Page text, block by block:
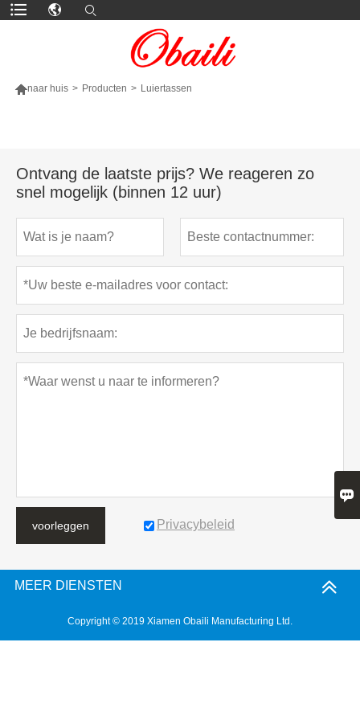
naar huis > Producten > Luiertassen
Ontvang de laatste prijs? We reageren zo
snel mogelijk (binnen 12 uur)
voorleggen Privacybeleid
MEER DIENSTEN
Copyright © 2019 Xiamen Obaili Manufacturing Ltd.
